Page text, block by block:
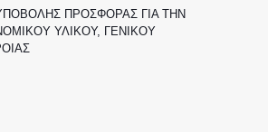
ΠΡΟΣΦΟΡΑΣ ΓΙΑ ΤΗΝ
ΥΛΙΚΟΥ, ΓΕΝΙΚΟΥ